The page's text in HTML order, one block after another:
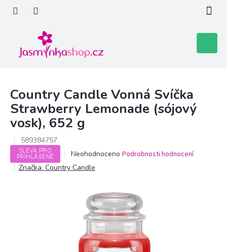
obsah
košík
Country Candle Vonná Svíčka
Strawberry Lemonade (sójový
vosk), 652 g
589384757
SLEVA PRO
PŘIHLÁŠENÉ
Průměrné
hodnocení
produktu
hvězdiček.
Neohodnoceno Podrobnosti hodnocení
Značka: Country Candle